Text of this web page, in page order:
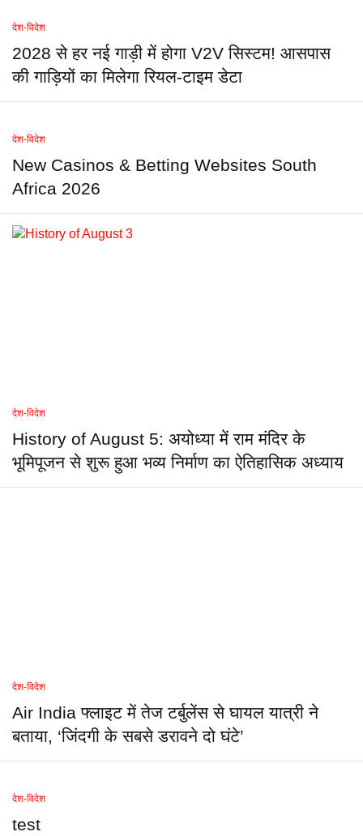
देश-विदेश
2028 से हर नई गाड़ी में होगा V2V सिस्टम! आसपास
की गाड़ियों का मिलेगा रियल-टाइम डेटा
देश-विदेश
New Casinos & Betting Websites South
Africa 2026
देश-विदेश
History of August 5: अयोध्या में राम मंदिर के
भूमिपूजन से शुरू हुआ भव्य निर्माण का ऐतिहासिक अध्याय
देश-विदेश
Air India फ्लाइट में तेज टर्बुलेंस से घायल यात्री ने
बताया, ‘जिंदगी के सबसे डरावने दो घंटे’
देश-विदेश
test